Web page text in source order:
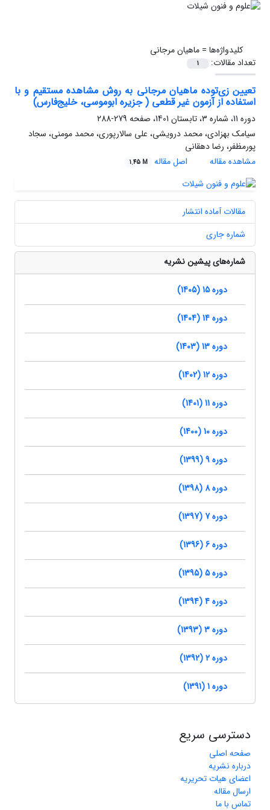
کلیدواژه‌ها =ماهیان مرجانی
تعداد مقالات:
1
تعیین زی‌توده ماهیان مرجانی به روش مشاهده مستقیم و با
استفاده از آزمون غیر قطعی ( جزیره ابوموسی، خلیج‌فارس)
دوره 11، شماره 3، تابستان 1401، صفحه
279-288
سیامک بهزادی، محمد درویشی، علی سالارپوری، محمد مومنی، سجاد
پورمظفر، رضا دهقانی
مشاهده مقاله
اصل مقاله 1.45 M
مقالات آماده انتشار
شماره جاری
شماره‌های پیشین نشریه
دوره 15 (1405)
دوره 14 (1404)
دوره 13 (1403)
دوره 12 (1402)
دوره 11 (1401)
دوره 10 (1400)
دوره 9 (1399)
دوره 8 (1398)
دوره 7 (1397)
دوره 6 (1396)
دوره 5 (1395)
دوره 4 (1394)
دوره 3 (1393)
دوره 2 (1392)
دوره 1 (1391)
دسترسی سریع
صفحه اصلی
درباره نشریه
اعضای هیات تحریریه
ارسال مقاله
تماس با ما